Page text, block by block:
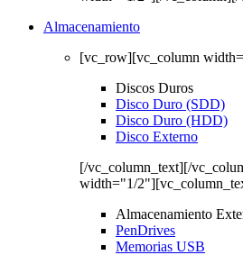
Almacenamiento
[vc_row][vc_column
Discos Duros
Disco Duro (SDD)
Disco Duro (HDD)
Disco Externo
[/vc_column_text][/
width="1/
Almacenamiento
PenDrives
Memorias USB